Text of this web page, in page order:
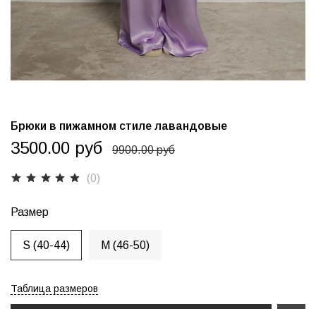
(0)
Брюки в пижамном стиле лавандовые
3500.00 руб 9900.00 руб
Таблица размеров
Размер
S (40-44) M (46-50)